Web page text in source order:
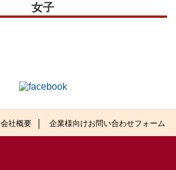
女子
会社概要 企業様向けお問い合わせフォーム